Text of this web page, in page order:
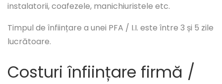
instalatorii, coafezele, manichiuristele etc.
Timpul de înființare a unei PFA / I.I. este între 3 și 5 zile
lucrătoare.
Costuri înființare firmă /